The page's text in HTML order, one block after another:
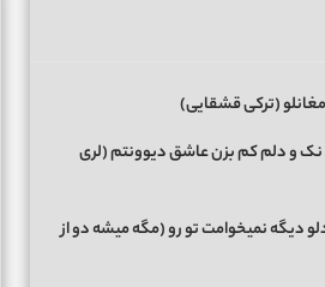
(ترکی قشقایی)
و دلم کم بزن عاشق دیوونتم (لری
دیگه نمیخوامت تو رو (مگه میشه دو از